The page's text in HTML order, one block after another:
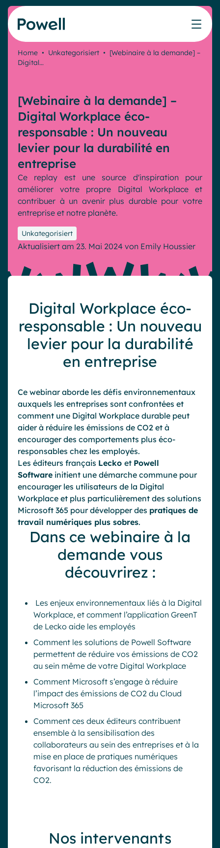
Skip to content
Lösungen
IT
HR Plattform
Interne Kommunikation
Interne Kommunikation
Employee Journey & Engagement
Virtuelles Büro
AI Augmented Digital Workplace
Plattform für digitale Zusammenarbeit
Digital Hub
Effizientes Wissensmanagement am Arbeitsplatz
Produkte
Powell Intranet
Ihre MS-Governance-Lösung
Intranet-Funktionen
Analytische
Erweiterte Anpassung und Design
Generative KI
Sicherheit und Compliance
Unsere Kunden
Partner
Treten Sie dem Expertennetzwerk von Powell bei
Finden Sie den besten Verbündeten, um Ihr Intranet-
Projekt zum Erfolg zu führen
Microsoft x Powell = ♡
Zertifizierter Microsoft-Experte
Ressourcen
Blog
Webinare
Success stories
White papers
Veranstaltungen
Home • Unkategorisiert • [Webinaire à la demande] –
Digital…
[Webinaire à la demande] –
Digital Workplace éco-
responsable : Un nouveau
levier pour la durabilité en
entreprise
Ce replay est une source d'inspiration pour
améliorer votre propre Digital Workplace et
contribuer à un avenir plus durable pour votre
entreprise et notre planète.
Unkategorisiert
Aktualisiert am 23. Mai 2024 von Emily Houssier
Digital Workplace éco-
responsable : Un nouveau
levier pour la durabilité
en entreprise
Ce webinar aborde les défis environnementaux
auxquels les entreprises sont confrontées et
comment une Digital Workplace durable peut
aider à réduire les émissions de CO2 et à
encourager des comportements plus éco-
responsables chez les employés.
Les éditeurs français Lecko et Powell
Software initient une démarche commune pour
encourager les utilisateurs de la Digital
Workplace et plus particulièrement des solutions
Microsoft 365 pour développer des pratiques de
travail numériques plus sobres.
Dans ce webinaire à la
demande vous
découvrirez :
Les enjeux environnementaux liés à la Digital
Workplace, et comment l’application GreenT
de Lecko aide les employés
Comment les solutions de Powell Software
permettent de réduire vos émissions de CO2
au sein même de votre Digital Workplace
Comment Microsoft s’engage à réduire
l’impact des émissions de CO2 du Cloud
Microsoft 365
Comment ces deux éditeurs contribuent
ensemble à la sensibilisation des
collaborateurs au sein des entreprises et à la
mise en place de pratiques numériques
favorisant la réduction des émissions de
CO2.
Nos intervenants